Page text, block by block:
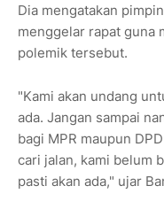
Dia mengatakan
menggelar rapat guna
polemik tersebut.
"Kami akan undang
ada. Jangan sampai
bagi MPR maupun
cari jalan, kami belum
pasti akan ada," ujar